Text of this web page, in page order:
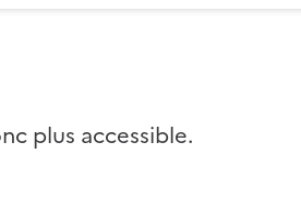
plus accessible.